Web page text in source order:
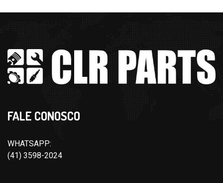
FALE CONOSCO
WHATSAPP:
(41) 3598-2024